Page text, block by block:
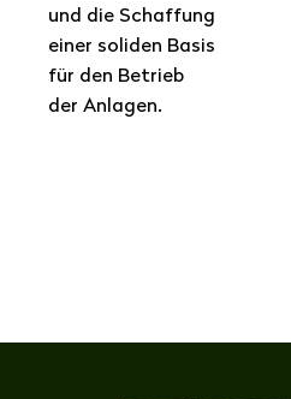
und die Schaffung
einer soliden Basis
für den Betrieb
der Anlagen.